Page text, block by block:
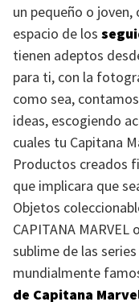
un pequeño o
espacio de los
tienen adeptos
para ti, con la
como sea,
ideas, escogiendo
cuales tu Capitana
Productos creados
que implicara que
Objetos
CAPITANA MARVEL
sublime de las
mundialmente
de Capitana